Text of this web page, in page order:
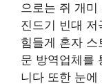
으로는 쥐 개미
진드기 빈대
힘들게 혼자 스
문 방역업체를
니다 또한 눈에